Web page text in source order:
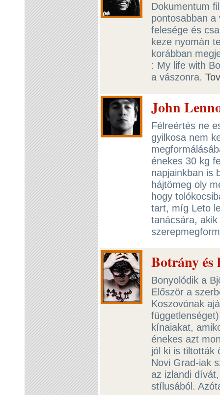
Dokumentum
pontosabban
felesége és
keze nyomán
korábban
: My life with
a vászonra.
John
Félreértés ne
gyilkosa nem
énekes 30 kg
napjainkban is
hájtömeg oly
hogy
tart, míg Leto
tanácsára,
Botrány
Bonyolódik a
Először a
Koszovónak
kínaiakat,
énekes azt
jól ki is tiltották
Novi Grad-iak
az izlandi
stílusából.